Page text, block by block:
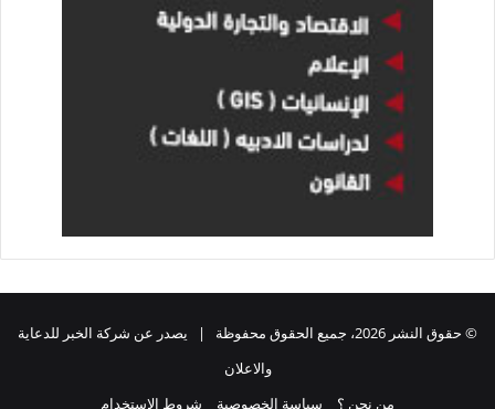
© حقوق النشر 2026، جميع الحقوق محفوظة | يصدر عن شركة الخبر للدعاية
والاعلان
من نحن ؟
سياسة الخصوصية شروط الاستخدام